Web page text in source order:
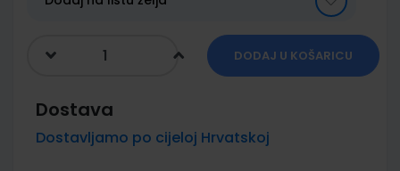
DODAJ U KOŠARICU
Dostava
Dostavljamo po cijeloj Hrvatskoj